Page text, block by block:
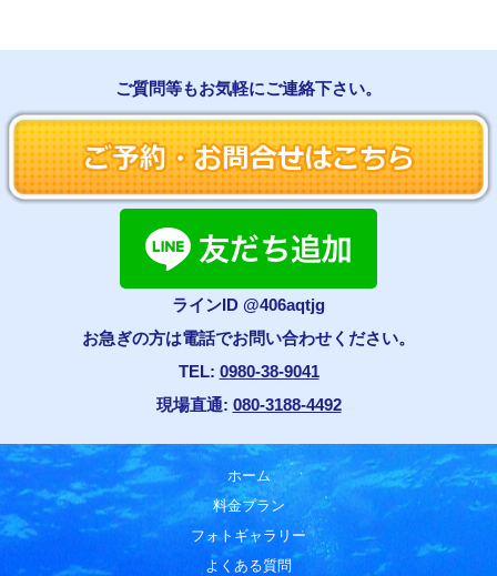
ご質問等もお気軽にご連絡下さい。
ラインID @406aqtjg
お急ぎの方は電話でお問い合わせください。
TEL: 0980-38-9041
現場直通: 080-3188-4492
ホーム
料金プラン
フォトギャラリー
よくある質問